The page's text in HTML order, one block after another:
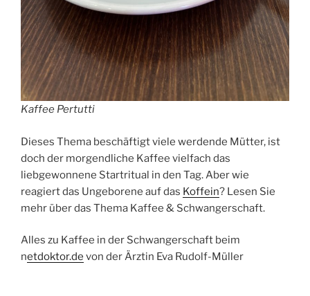
Kaffee Pertutti
Dieses Thema beschäftigt viele werdende Mütter, ist
doch der morgendliche Kaffee vielfach das
liebgewonnene Startritual in den Tag. Aber wie
reagiert das Ungeborene auf das Koffein? Lesen Sie
mehr über das Thema Kaffee & Schwangerschaft.
Alles zu Kaffee in der Schwangerschaft beim
netdoktor.de von der Ärztin Eva Rudolf-Müller